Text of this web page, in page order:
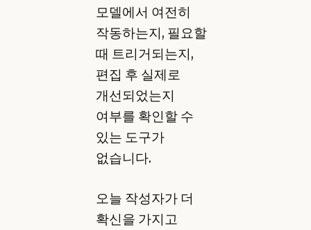
모델에서 여전히
작동하는지, 필요할
때 트리거되는지,
편집 후 실제로
개선되었는지
여부를 확인할 수
있는 도구가
없습니다.
오늘 작성자가 더
확신을 가지고